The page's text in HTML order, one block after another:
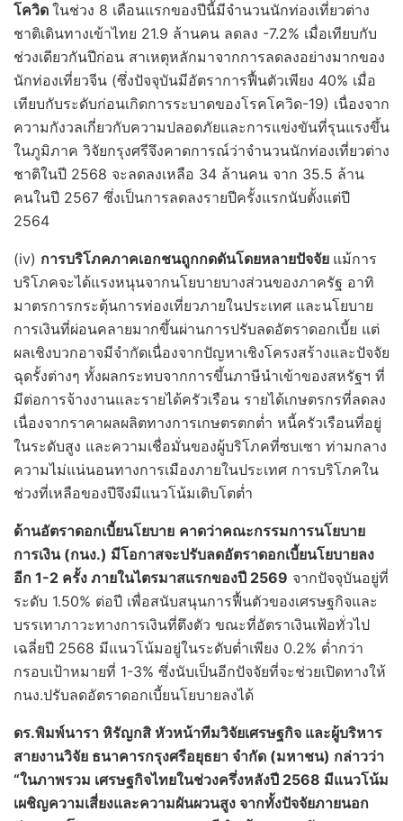
โควิด ในช่วง 8 เดือนแรกของปีนี้มีจำนวนนักท่องเที่ยวต่าง
ชาติเดินทางเข้าไทย 21.9 ล้านคน ลดลง -7.2% เมื่อเทียบกับ
ช่วงเดียวกันปีก่อน สาเหตุหลักมาจากการลดลงอย่างมากของ
นักท่องเที่ยวจีน (ซึ่งปัจจุบันมีอัตราการฟื้นตัวเพียง 40% เมื่อ
เทียบกับระดับก่อนเกิดการระบาดของโรคโควิด-19) เนื่องจาก
ความกังวลเกี่ยวกับความปลอดภัยและการแข่งขันที่รุนแรงขึ้น
ในภูมิภาค วิจัยกรุงศรีจึงคาดการณ์ว่าจำนวนนักท่องเที่ยวต่าง
ชาติในปี 2568 จะลดลงเหลือ 34 ล้านคน จาก 35.5 ล้าน
คนในปี 2567 ซึ่งเป็นการลดลงรายปีครั้งแรกนับตั้งแต่ปี
2564
(iv) การบริโภคภาคเอกชนถูกกดดันโดยหลายปัจจัย แม้การ
บริโภคจะได้แรงหนุนจากนโยบายบางส่วนของภาครัฐ อาทิ
มาตรการกระตุ้นการท่องเที่ยวภายในประเทศ และนโยบาย
การเงินที่ผ่อนคลายมากขึ้นผ่านการปรับลดอัตราดอกเบี้ย แต่
ผลเชิงบวกอาจมีจำกัดเนื่องจากปัญหาเชิงโครงสร้างและปัจจัย
ฉุดรั้งต่างๆ ทั้งผลกระทบจากการขึ้นภาษีนำเข้าของสหรัฐฯ ที่
มีต่อการจ้างงานและรายได้ครัวเรือน รายได้เกษตรกรที่ลดลง
เนื่องจากราคาผลผลิตทางการเกษตรตกต่ำ หนี้ครัวเรือนที่อยู่
ในระดับสูง และความเชื่อมั่นของผู้บริโภคที่ซบเซา ท่ามกลาง
ความไม่แน่นอนทางการเมืองภายในประเทศ การบริโภคใน
ช่วงที่เหลือของปีจึงมีแนวโน้มเติบโตต่ำ
ด้านอัตราดอกเบี้ยนโยบาย คาดว่าคณะกรรมการนโยบาย
การเงิน (กนง.) มีโอกาสจะปรับลดอัตราดอกเบี้ยนโยบายลง
อีก 1-2 ครั้ง ภายในไตรมาสแรกของปี 2569 จากปัจจุบันอยู่ที่
ระดับ 1.50% ต่อปี เพื่อสนับสนุนการฟื้นตัวของเศรษฐกิจและ
บรรเทาภาวะทางการเงินที่ตึงตัว ขณะที่อัตราเงินเฟ้อทั่วไป
เฉลี่ยปี 2568 มีแนวโน้มอยู่ในระดับต่ำเพียง 0.2% ต่ำกว่า
กรอบเป้าหมายที่ 1-3% ซึ่งนับเป็นอีกปัจจัยที่จะช่วยเปิดทางให้
กนง.ปรับลดอัตราดอกเบี้ยนโยบายลงได้
ดร.พิมพ์นารา หิรัญกสิ หัวหน้าทีมวิจัยเศรษฐกิจ และผู้บริหาร
สายงานวิจัย ธนาคารกรุงศรีอยุธยา จำกัด (มหาชน) กล่าวว่า
“ในภาพรวม เศรษฐกิจไทยในช่วงครึ่งหลังปี 2568 มีแนวโน้ม
เผชิญความเสี่ยงและความผันผวนสูง จากทั้งปัจจัยภายนอก